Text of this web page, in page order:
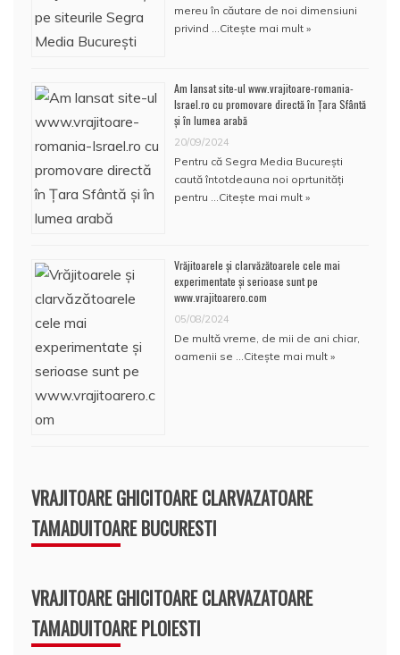
mereu în căutare de noi dimensiuni
privind … Citește mai mult »
Am lansat site-ul www.vrajitoare-romania-
Israel.ro cu promovare directă în Țara Sfântă
și în lumea arabă
20/09/2024
Pentru că Segra Media București
caută întotdeauna noi oprtunități
pentru … Citește mai mult »
Vrăjitoarele și clarvăzătoarele cele mai
experimentate și serioase sunt pe
www.vrajitoarero.com
05/08/2024
De multă vreme, de mii de ani chiar,
oamenii se … Citește mai mult »
VRAJITOARE GHICITOARE CLARVAZATOARE
TAMADUITOARE BUCURESTI
VRAJITOARE GHICITOARE CLARVAZATOARE
TAMADUITOARE PLOIESTI